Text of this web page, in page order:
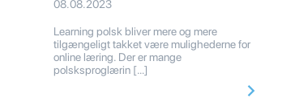
08.08.2023
Learning polsk bliver mere og mere
tilgængeligt takket være mulighederne for
online læring. Der er mange
polsksproglærin […]